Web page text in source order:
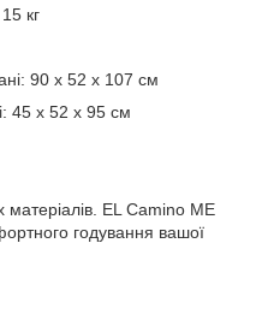
кг
90 х 52 х 107 см
45 х 52 х 95 см
матеріалів. EL Camino ME
годування вашої